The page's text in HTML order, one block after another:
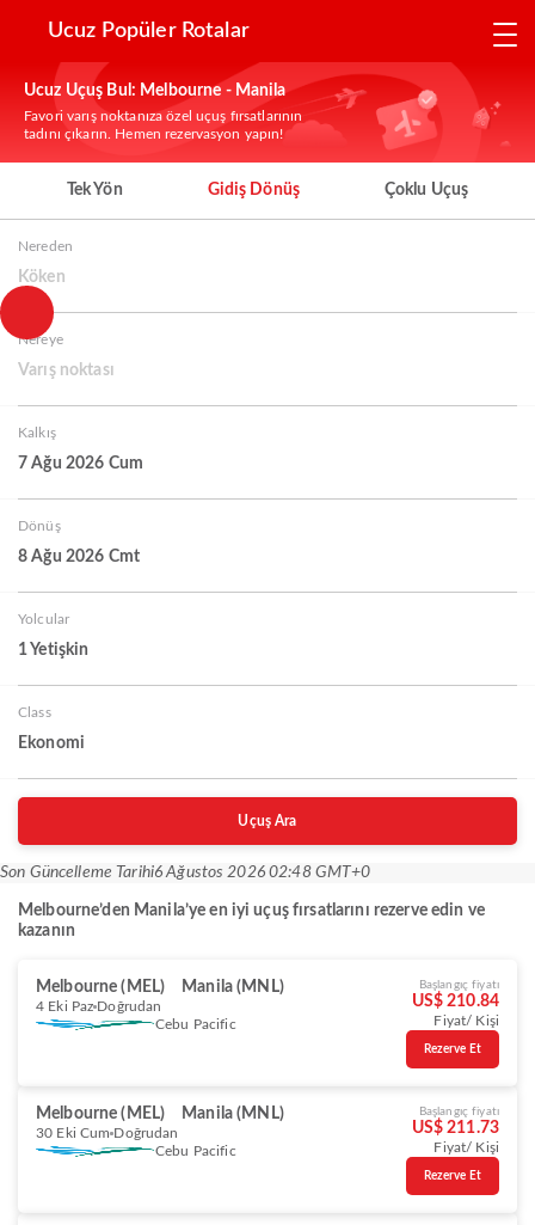
Ucuz Popüler Rotalar
Ucuz Uçuş Bul: Melbourne - Manila
Favori varış noktanıza özel uçuş fırsatlarının
tadını çıkarın. Hemen rezervasyon yapın!
Tek Yön Gidiş Dönüş Çoklu Uçuş
Nereden
Köken
Nereye
Varış noktası
Kalkış
7 Ağu 2026 Cum
Dönüş
8 Ağu 2026 Cmt
Yolcular
1 Yetişkin
Class
Ekonomi
Uçuş Ara
Son Güncelleme Tarihi6 Ağustos 2026 02:48 GMT+0
Melbourne’den Manila’ye en iyi uçuş fırsatlarını rezerve edin ve
kazanın
Melbourne (MEL) Manila (MNL)
4 Eki Paz Doğrudan
Cebu Pacific
Başlangıç fiyatı
US$ 210.84
Fiyat/ Kişi
Rezerve Et
Melbourne (MEL) Manila (MNL)
30 Eki Cum Doğrudan
Cebu Pacific
Başlangıç fiyatı
US$ 211.73
Fiyat/ Kişi
Rezerve Et